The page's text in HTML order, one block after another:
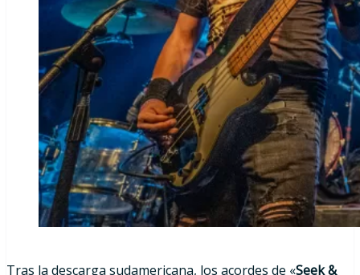
Tras la descarga sudamericana, los acordes de «Seek &